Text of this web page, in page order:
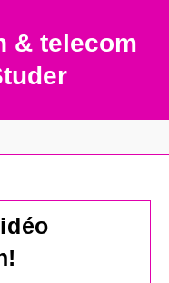
& telecom